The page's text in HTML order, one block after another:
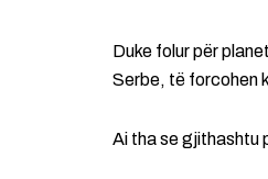
Duke folur për
Serbe, të forcohen
Ai tha se gjithashtu